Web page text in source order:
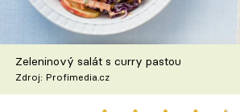
Škola vaření
Recepty z TV
Speciál: Cuketa
Zeleninový salát s curry pastou
Zdroj: Profimedia.cz